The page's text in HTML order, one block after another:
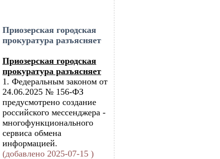
Приозерская городская
прокуратура разъясняет
Приозерская городская
прокуратура разъясняет
1. Федеральным законом от
24.06.2025 № 156-ФЗ
предусмотрено создание
российского мессенджера -
многофункционального
сервиса обмена
информацией.
(добавлено 2025-07-15 )